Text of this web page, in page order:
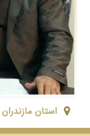
استان مازندران